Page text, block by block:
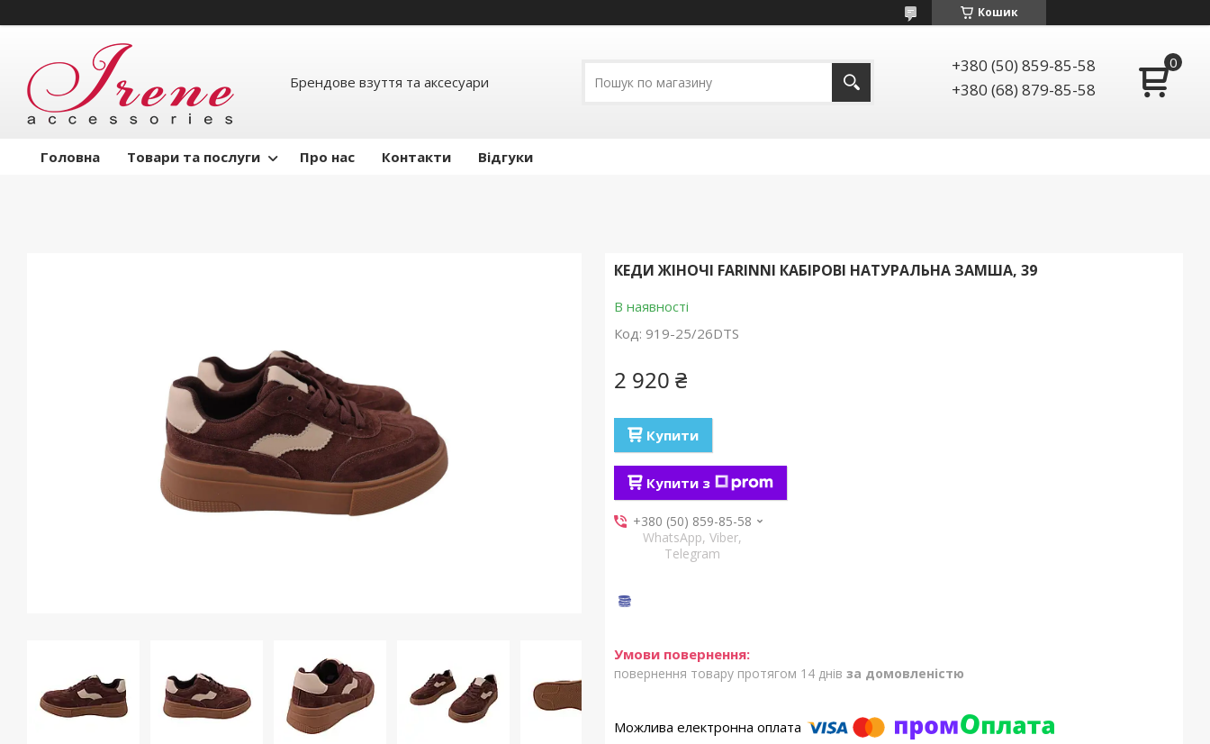
Кошик
Брендове взуття та аксесуари
+380 (50) 859-85-58
+380 (68) 879-85-58
Головна Товари та послуги Про нас Контакти Відгуки
КЕДИ ЖІНОЧІ FARINNI КАБІРОВІ НАТУРАЛЬНА ЗАМША, 39
В наявності
Код: 919-25/26DTS
2 920 ₴
Купити
Купити з
+380 (50) 859-85-58
WhatsApp, Viber,
Telegram
повернення товару протягом 14 днів за домовленістю